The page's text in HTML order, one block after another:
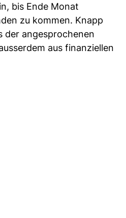
bis Ende Monat
zu kommen. Knapp
der angesprochenen
aus finanziellen